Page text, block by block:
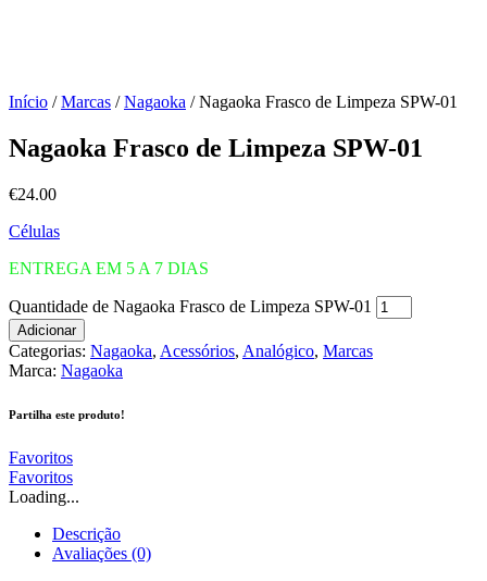
Início /Marcas /Nagaoka / Nagaoka Frasco de Limpeza SPW-01
Nagaoka Frasco de Limpeza SPW-01
€24.00
Células
ENTREGA EM 5 A 7 DIAS
Quantidade de Nagaoka Frasco de Limpeza SPW-01
Adicionar
Categorias: Nagaoka, Acessórios, Analógico, Marcas
Marca: Nagaoka
Partilha este produto!
Favoritos
Favoritos
Loading...
Descrição
Avaliações (0)